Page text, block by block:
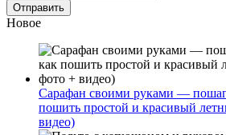
Новое
Сарафан своими руками —
пошить простой и красивый
видео)